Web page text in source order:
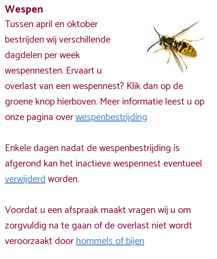
Wespen
Tussen april en oktober
bestrijden wij verschillende
dagdelen per week
wespennesten. Ervaart u
overlast van een wespennest? Klik dan op de
groene knop hierboven. Meer informatie leest u op
onze pagina overwespenbestrijding
Enkele dagen nadat de wespenbestrijding is
afgerond kan het inactieve wespennest eventueel
verwijderdworden.
Voordat u een afspraak maakt vragen wij u om
zorgvuldig na te gaan of de overlast niet wordt
veroorzaakt doorhommels of bijen